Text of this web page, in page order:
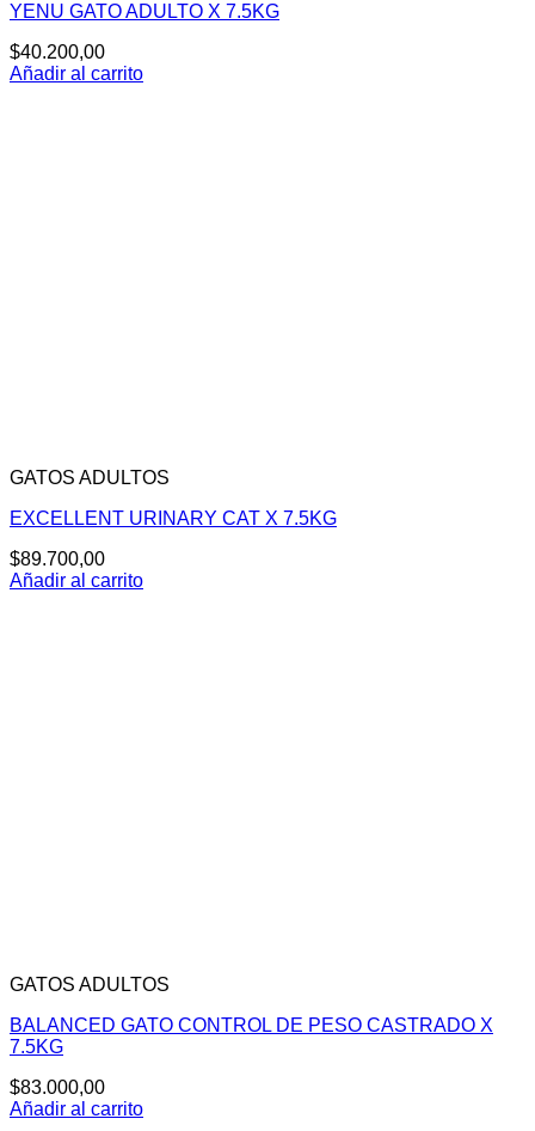
YENU GATO ADULTO X 7.5KG
$40.200,00
Añadir al carrito
GATOS ADULTOS
EXCELLENT URINARY CAT X 7.5KG
$89.700,00
Añadir al carrito
GATOS ADULTOS
BALANCED GATO CONTROL DE PESO CASTRADO X
7.5KG
$83.000,00
Añadir al carrito